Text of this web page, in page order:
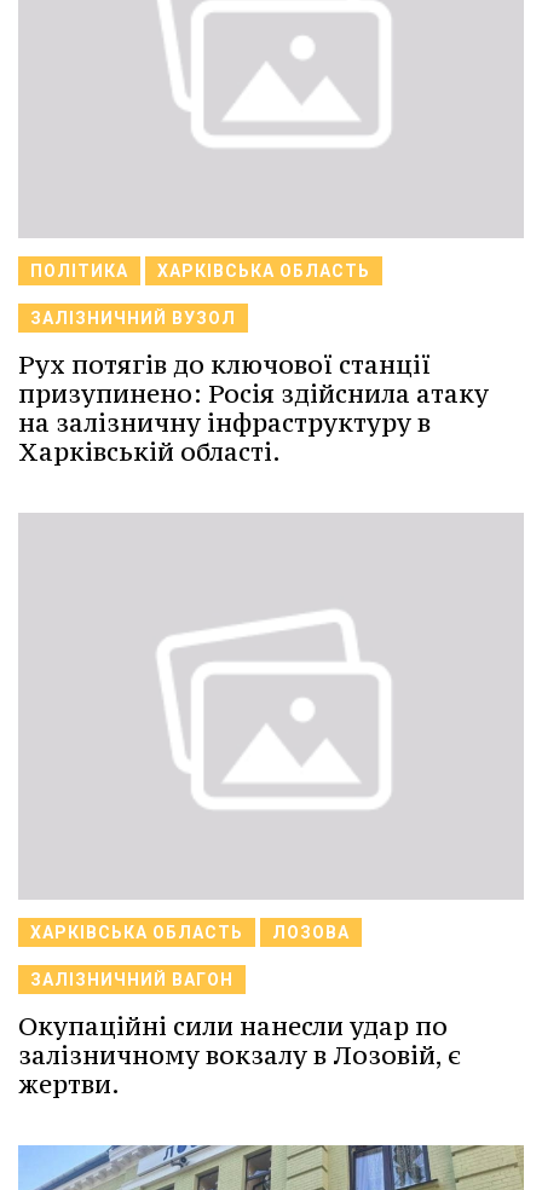
ПОЛІТИКА ХАРКІВСЬКА ОБЛАСТЬ
ЗАЛІЗНИЧНИЙ ВУЗОЛ
Рух потягів до ключової станції
призупинено: Росія здійснила атаку
на залізничну інфраструктуру в
Харківській області.
ХАРКІВСЬКА ОБЛАСТЬ ЛОЗОВА
ЗАЛІЗНИЧНИЙ ВАГОН
Окупаційні сили нанесли удар по
залізничному вокзалу в Лозовій, є
жертви.